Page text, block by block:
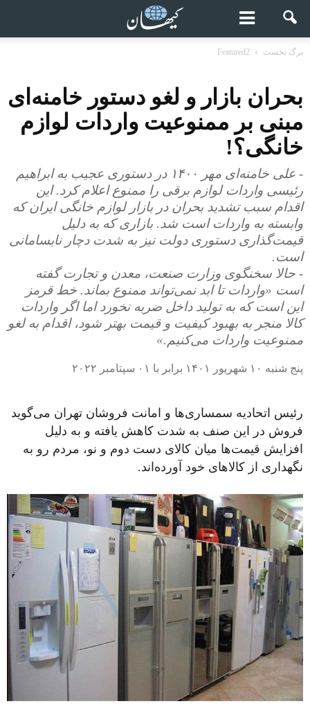
برگ نخست Featured2
بحران بازار و لغو دستور خامنه‌ای
مبنی بر ممنوعیت واردات لوازم
خانگی؟!
- علی خامنه‌ای مهر ۱۴۰۰ در دستوری عجیب به ابراهیم
رئیسی واردات لوازم برقی را ممنوع اعلام کرد. این
اقدام سبب تشدید بحران در بازار لوازم خانگی ایران که
وابسته به واردات است شد. بازاری که به دلیل
قیمت‌گذاری دستوری دولت نیز به شدت دچار نابسامانی
است.
- حالا سخنگوی وزارت صنعت، معدن و تجارت گفته
است «واردات تا ابد نمی‌تواند ممنوع بماند. خط قرمز
این است که به تولید داخل ضربه نخورد اما اگر واردات
کالا منجر به بهبود کیفیت و قیمت بهتر شود، اقدام به لغو
ممنوعیت واردات می‌کنیم.»
پنج شنبه ۱۰ شهریور ۱۴۰۱ برابر با ۰۱ سپتامبر ۲۰۲۲
رئیس اتحادیه سمساری‌ها و امانت فروشان تهران می‌گوید
فروش در این صنف به شدت کاهش یافته و به دلیل
افزایش قیمت‌ها میان کالای دست دوم و نو، مردم رو به
نگهداری از کالا‌های خود آورده‌اند.